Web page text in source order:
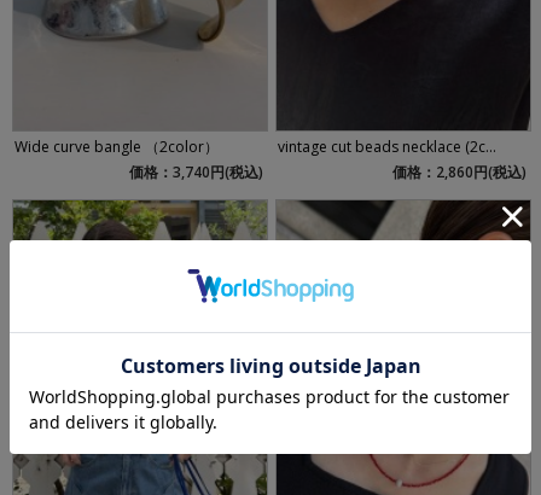
Wide curve bangle （2color）
価格：3,740円(税込)
vintage cut beads necklace (2c...
価格：2,860円(税込)